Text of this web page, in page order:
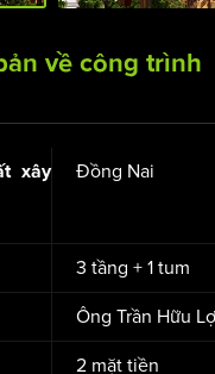
về công trình
xây Đồng Nai
3 tầng + 1 tum
Ông Trần Hữu
2 mặt tiền